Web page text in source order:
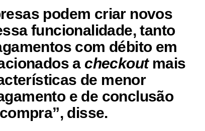
podem criar novos
funcionalidade, tanto
com débito em
a checkoutmais
de menor
e de conclusão
disse.